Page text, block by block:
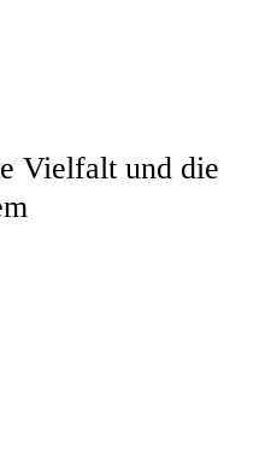
Vielfalt und die